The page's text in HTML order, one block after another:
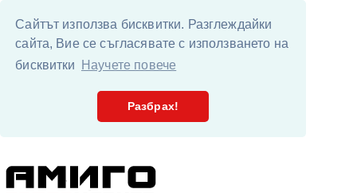
Сайтът използва бисквитки. Разглеждайки
сайта, Вие се съгласявате с използването на
бисквитки
Научете повече
Разбрах!